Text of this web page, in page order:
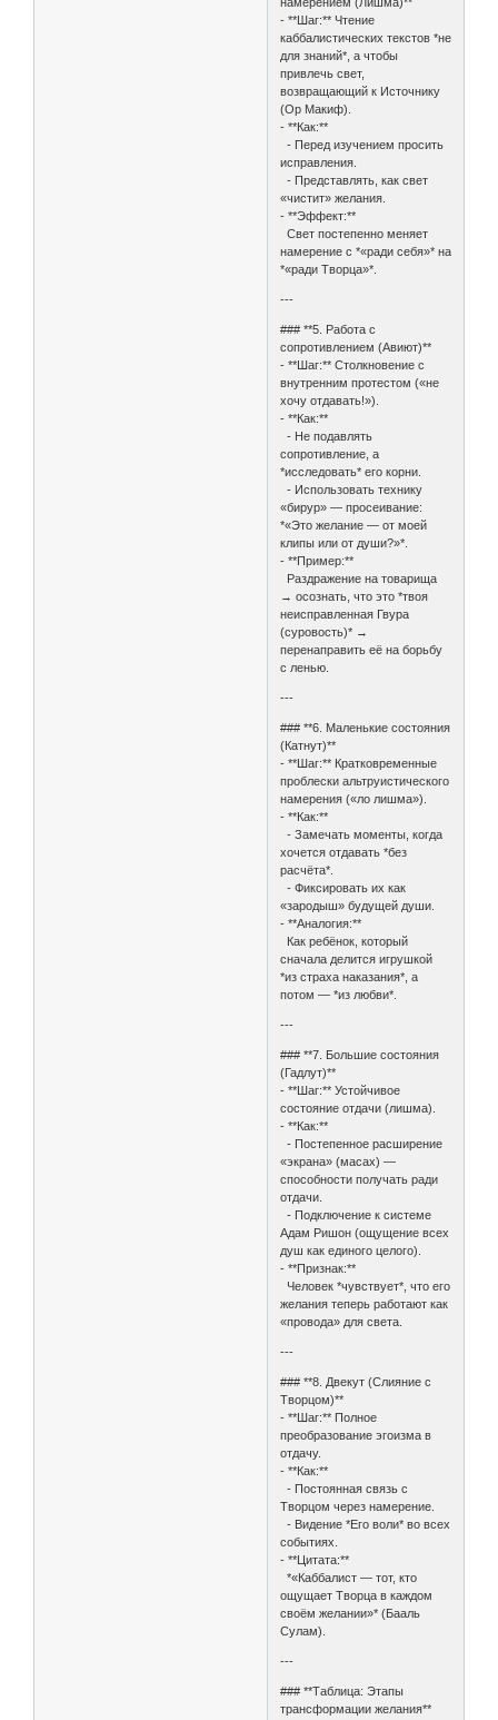
- **Шаг:** Чтение
каббалистических текстов *не
для знаний*, а чтобы
привлечь свет,
возвращающий к Источнику
(Ор Макиф).
- **Как:**
- Перед изучением просить
исправления.
- Представлять, как свет
«чистит» желания.
- **Эффект:**
Свет постепенно меняет
намерение с *«ради себя»* на
*«ради Творца»*.
---
### **5. Работа с
сопротивлением (Авиют)**
- **Шаг:** Столкновение с
внутренним протестом («не
хочу отдавать!»).
- **Как:**
- Не подавлять
сопротивление, а
*исследовать* его корни.
- Использовать технику
«бирур» — просеивание:
*«Это желание — от моей
клипы или от души?»*.
- **Пример:**
Раздражение на товарища
→ осознать, что это *твоя
неисправленная Гвура
(суровость)* →
перенаправить её на борьбу
с ленью.
---
### **6. Маленькие состояния
(Катнут)**
- **Шаг:** Кратковременные
проблески альтруистического
намерения («ло лишма»).
- **Как:**
- Замечать моменты, когда
хочется отдавать *без
расчёта*.
- Фиксировать их как
«зародыш» будущей души.
- **Аналогия:**
Как ребёнок, который
сначала делится игрушкой
*из страха наказания*, а
потом — *из любви*.
---
### **7. Большие состояния
(Гадлут)**
- **Шаг:** Устойчивое
состояние отдачи (лишма).
- **Как:**
- Постепенное расширение
«экрана» (масах) —
способности получать ради
отдачи.
- Подключение к системе
Адам Ришон (ощущение всех
душ как единого целого).
- **Признак:**
Человек *чувствует*, что его
желания теперь работают как
«провода» для света.
---
### **8. Двекут (Слияние с
Творцом)**
- **Шаг:** Полное
преобразование эгоизма в
отдачу.
- **Как:**
- Постоянная связь с
Творцом через намерение.
- Видение *Его воли* во всех
событиях.
- **Цитата:**
*«Каббалист — тот, кто
ощущает Творца в каждом
своём желании»* (Бааль
Сулам).
---
### **Таблица: Этапы
трансформации желания**